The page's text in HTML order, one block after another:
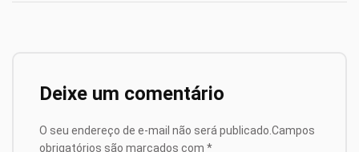
Deixe um comentário
O seu endereço de e-mail não será publicado. Campos
obrigatórios são marcados com *